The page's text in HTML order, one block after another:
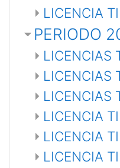
LICENCIA
PERIODO
LICENCIAS
LICENCIAS
LICENCIAS
LICENCIA
LICENCIA
LICENCIA